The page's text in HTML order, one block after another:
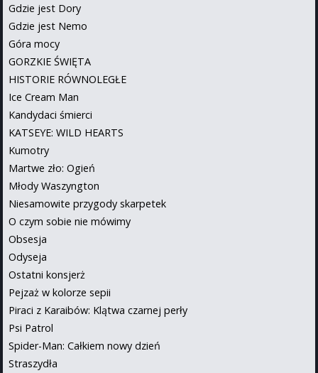
Gdzie jest Dory
Gdzie jest Nemo
Góra mocy
GORZKIE ŚWIĘTA
HISTORIE RÓWNOLEGŁE
Ice Cream Man
Kandydaci śmierci
KATSEYE: WILD HEARTS
Kumotry
Martwe zło: Ogień
Młody Waszyngton
Niesamowite przygody skarpetek
O czym sobie nie mówimy
Obsesja
Odyseja
Ostatni konsjerż
Pejzaż w kolorze sepii
Piraci z Karaibów: Klątwa czarnej perły
Psi Patrol
Spider-Man: Całkiem nowy dzień
Straszydła